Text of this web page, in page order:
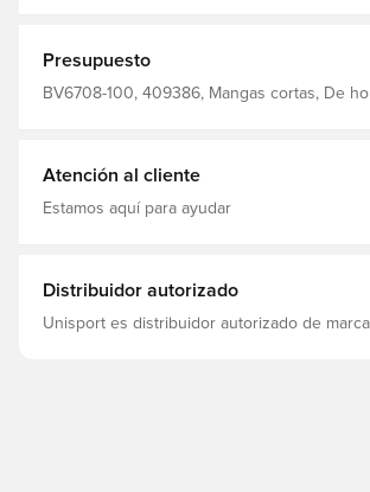
Presupuesto
BV6708-100, 409386, Mangas cortas, De
Atención al cliente
Estamos aquí para ayudar
Distribuidor autorizado
Unisport es distribuidor autorizado de